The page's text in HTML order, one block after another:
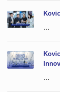
...
...